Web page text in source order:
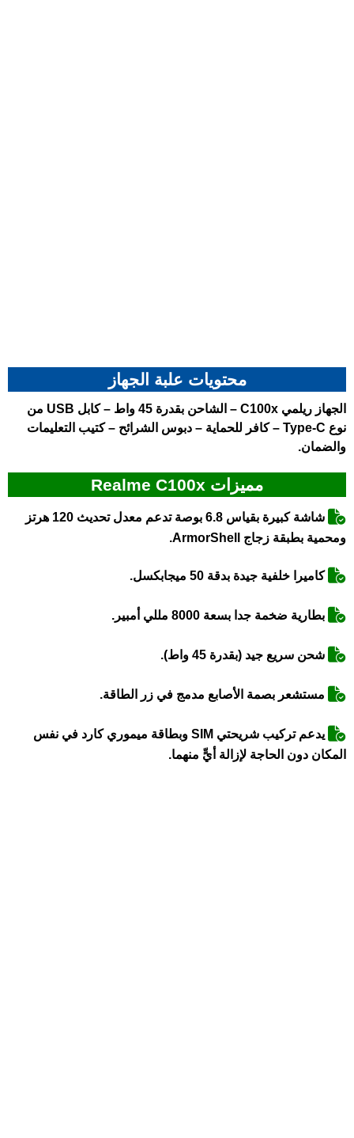
محتويات علبة الجهاز
الجهاز ريلمي C100x
– الشاحن بقدرة 45 واط – كابل USB من
نوع Type-C – كافر للحماية – دبوس الشرائح – كتيب التعليمات
والضمان.
مميزات Realme C100x
شاشة كبيرة بقياس 6.8 بوصة تدعم معدل تحديث 120 هرتز
ومحمية بطبقة زجاج ArmorShell.
كاميرا خلفية جيدة بدقة 50 ميجابكسل.
بطارية ضخمة جدا بسعة 8000 مللي أمبير.
شحن سريع جيد (بقدرة 45 واط).
مستشعر بصمة الأصابع مدمج في زر الطاقة.
يدعم تركيب شريحتي SIM وبطاقة ميموري كارد في نفس
المكان دون الحاجة لإزالة أيٍّ منهما.